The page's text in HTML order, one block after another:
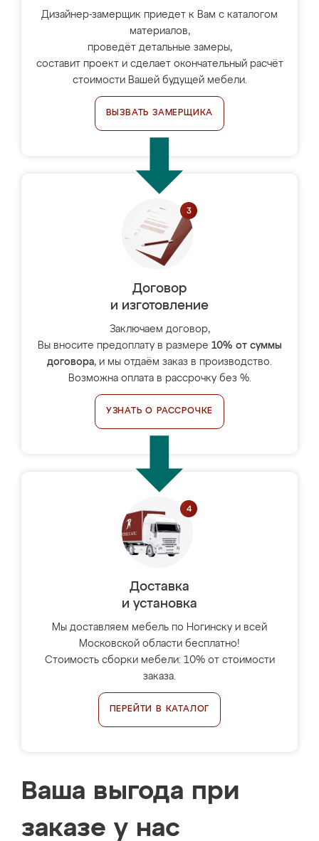
Дизайнер-замерщик приедет к Вам с каталогом
материалов,
проведёт детальные замеры,
составит проект и сделает окончательный расчёт
стоимости Вашей будущей мебели.
ВЫЗВАТЬ ЗАМЕРЩИКА
Договор
и изготовление
Заключаем договор,
Вы вносите предоплату в размере 10% от суммы
договора, и мы отдаём заказ в производство.
Возможна оплата в рассрочку без %.
УЗНАТЬ О РАССРОЧКЕ
Доставка
и установка
Мы доставляем мебель по Ногинску и всей
Московской области бесплатно!
Стоимость сборки мебели: 10% от стоимости
заказа.
ПЕРЕЙТИ В КАТАЛОГ
Ваша выгода при
заказе у нас